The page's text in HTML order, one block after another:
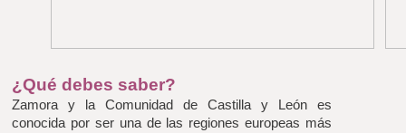
¿Qué debes saber?
Zamora y la Comunidad de Castilla y León es
conocida por ser una de las regiones europeas más